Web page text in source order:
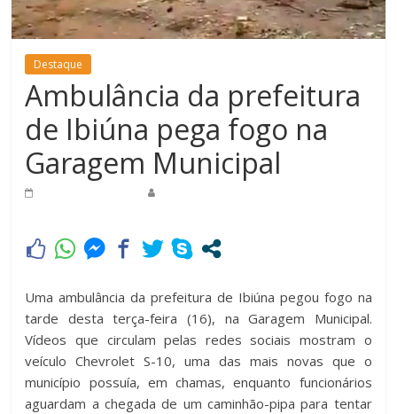
Destaque
Ambulância da prefeitura
de Ibiúna pega fogo na
Garagem Municipal
Uma ambulância da prefeitura de Ibiúna pegou fogo na
tarde desta terça-feira (16), na Garagem Municipal.
Vídeos que circulam pelas redes sociais mostram o
veículo Chevrolet S-10, uma das mais novas que o
município possuía, em chamas, enquanto funcionários
aguardam a chegada de um caminhão-pipa para tentar